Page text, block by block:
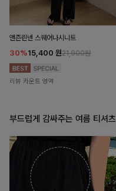
앤즌린넨 스퀘어나시니트
30%15,400 원21,900원
리뷰 카운트 영역
부드럽게 감싸주는 여름 티셔츠